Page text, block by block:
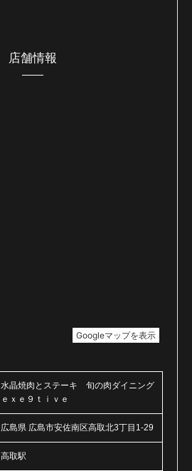
店舗情報
水晶焼肉とステーキ 旬の肉ダイニング
ｅｘｅ９ｔｉｖｅ
広島県 広島市安佐南区高取北3丁目1-29
高取駅